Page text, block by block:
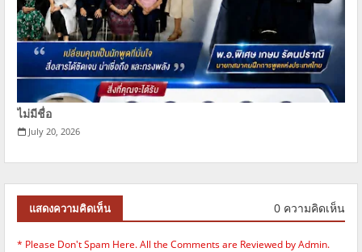
ไม่มีชื่อ
July 20, 2026
แสดงความคิดเห็น 0 ความคิดเห็น
* Please Don't Spam Here. All the Comments are Reviewed by Admin.